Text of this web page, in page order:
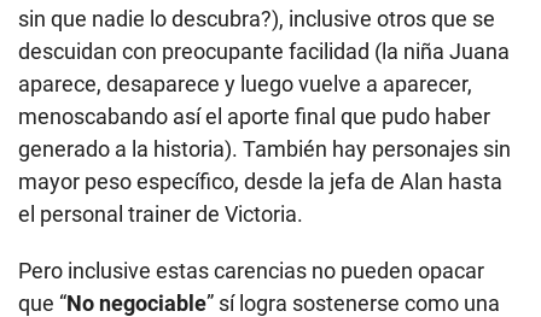
sin que nadie lo descubra?), inclusive otros que se
descuidan con preocupante facilidad (la niña Juana
aparece, desaparece y luego vuelve a aparecer,
menoscabando así el aporte final que pudo haber
generado a la historia). También hay personajes sin
mayor peso específico, desde la jefa de Alan hasta
el personal trainer de Victoria.
Pero inclusive estas carencias no pueden opacar
que “No negociable” sí logra sostenerse como una